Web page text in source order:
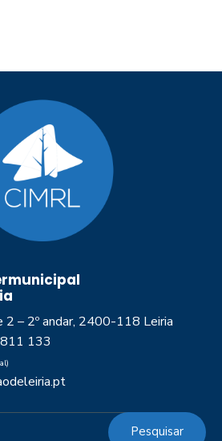
2 – 2º andar, 2400-118 Leiria
133
Pesquisar